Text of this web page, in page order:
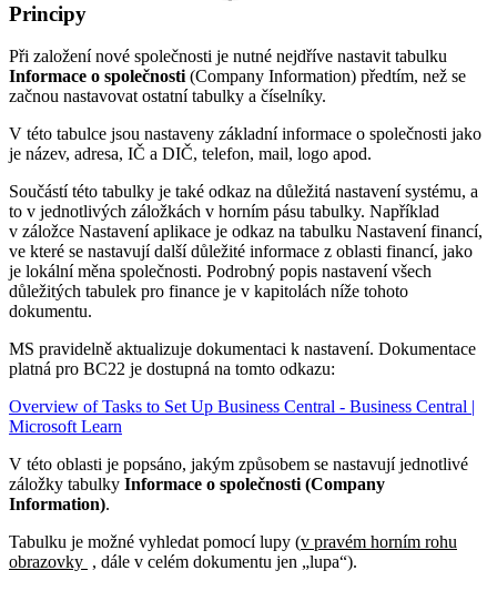
Principy
Při založení nové společnosti je nutné nejdříve nastavit tabulku
Informace o společnosti (Company Information) předtím, než se
začnou nastavovat ostatní tabulky a číselníky.
V této tabulce jsou nastaveny základní informace o společnosti jako
je název, adresa, IČ a DIČ, telefon, mail, logo apod.
Součástí této tabulky je také odkaz na důležitá nastavení systému, a
to v jednotlivých záložkách v horním pásu tabulky. Například
v záložce Nastavení aplikace je odkaz na tabulku Nastavení financí,
ve které se nastavují další důležité informace z oblasti financí, jako
je lokální měna společnosti. Podrobný popis nastavení všech
důležitých tabulek pro finance je v kapitolách níže tohoto
dokumentu.
MS pravidelně aktualizuje dokumentaci k nastavení. Dokumentace
platná pro BC22 je dostupná na tomto odkazu:
Overview of Tasks to Set Up Business Central - Business Central |
Microsoft Learn
V této oblasti je popsáno, jakým způsobem se nastavují jednotlivé
záložky tabulky Informace o společnosti (Company
Information).
Tabulku je možné vyhledat pomocí lupy (v pravém horním rohu
obrazovky , dále v celém dokumentu jen „lupa“).